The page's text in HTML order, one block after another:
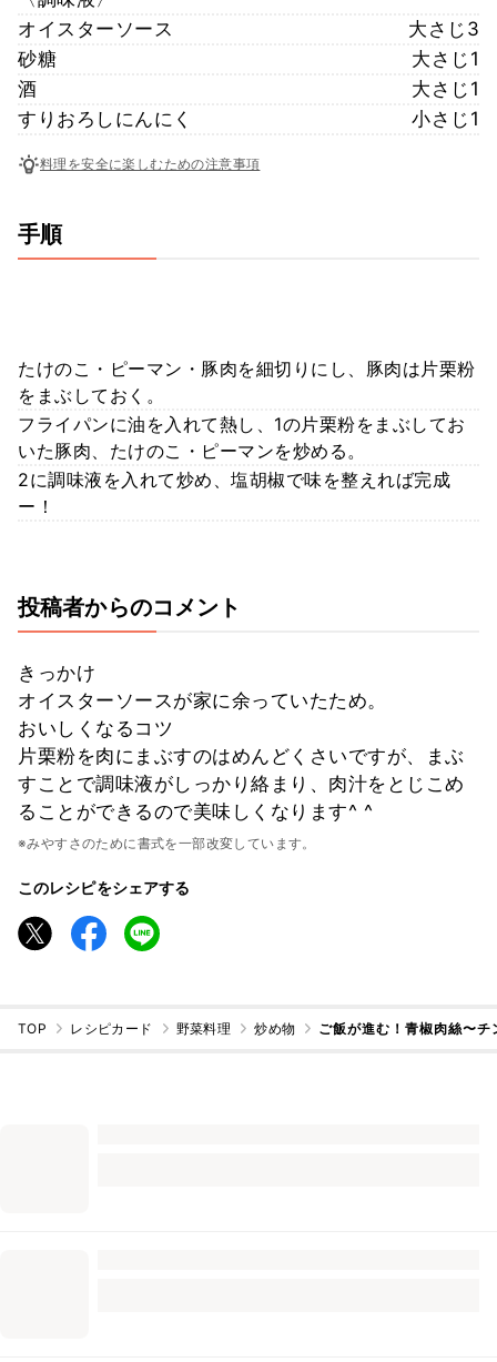
オイスターソース
大さじ3
砂糖
大さじ1
酒
大さじ1
すりおろしにんにく
小さじ1
料理を安全に楽しむための注意事項
手順
たけのこ・ピーマン・豚肉を細切りにし、豚肉は片栗粉
をまぶしておく。
フライパンに油を入れて熱し、1の片栗粉をまぶしてお
いた豚肉、たけのこ・ピーマンを炒める。
2に調味液を入れて炒め、塩胡椒で味を整えれば完成
ー！
投稿者からのコメント
きっかけ
オイスターソースが家に余っていたため。
おいしくなるコツ
片栗粉を肉にまぶすのはめんどくさいですが、まぶ
すことで調味液がしっかり絡まり、肉汁をとじこめ
ることができるので美味しくなります^ ^
※みやすさのために書式を一部改変しています。
このレシピをシェアする
TOP レシピカード 野菜料理 炒め物 ご飯が進む！青椒肉絲〜